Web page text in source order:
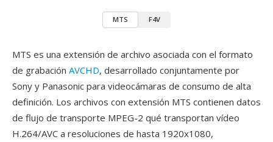
MTS F4V
MTS es una extensión de archivo asociada con el formato
de grabación AVCHD, desarrollado conjuntamente por
Sony y Panasonic para videocámaras de consumo de alta
definición. Los archivos con extensión MTS contienen datos
de flujo de transporte MPEG-2 qué transportan vídeo
H.264/AVC a resoluciones de hasta 1920x1080,